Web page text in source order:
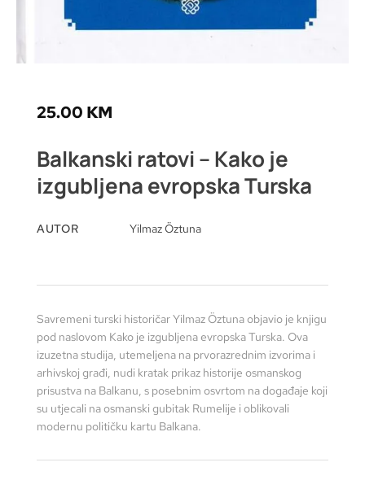
25.00 KM
Balkanski ratovi – Kako je
izgubljena evropska Turska
AUTOR Yilmaz Öztuna
Savremeni turski historičar Yilmaz Öztuna objavio je knjigu
pod naslovom Kako je izgubljena evropska Turska. Ova
izuzetna studija, utemeljena na prvorazrednim izvorima i
arhivskoj građi, nudi kratak prikaz historije osmanskog
prisustva na Balkanu, s posebnim osvrtom na događaje koji
su utjecali na osmanski gubitak Rumelije i oblikovali
modernu političku kartu Balkana.